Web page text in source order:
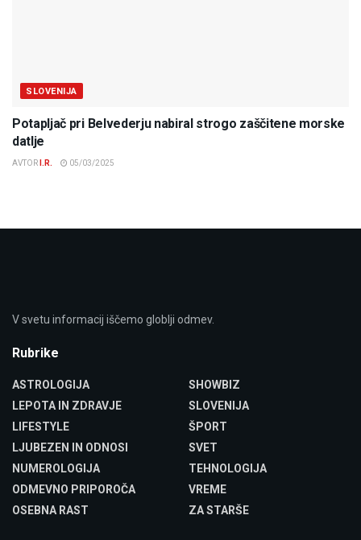
SLOVENIJA
Potapljač pri Belvederju nabiral strogo zaščitene morske
datlje
AVTOR I.R. 05/03/2025
V svetu informacij iščemo globlji odmev.
Rubrike
ASTROLOGIJA
LEPOTA IN ZDRAVJE
LIFESTYLE
LJUBEZEN IN ODNOSI
NUMEROLOGIJA
ODMEVNO PRIPOROČA
OSEBNA RAST
SHOWBIZ
SLOVENIJA
ŠPORT
SVET
TEHNOLOGIJA
VREME
ZA STARŠE